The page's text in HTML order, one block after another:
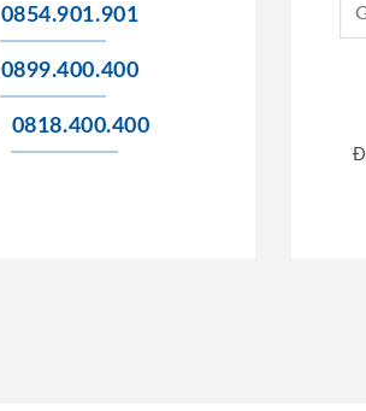
0854.901.901
0899.400.400
0818.400.400